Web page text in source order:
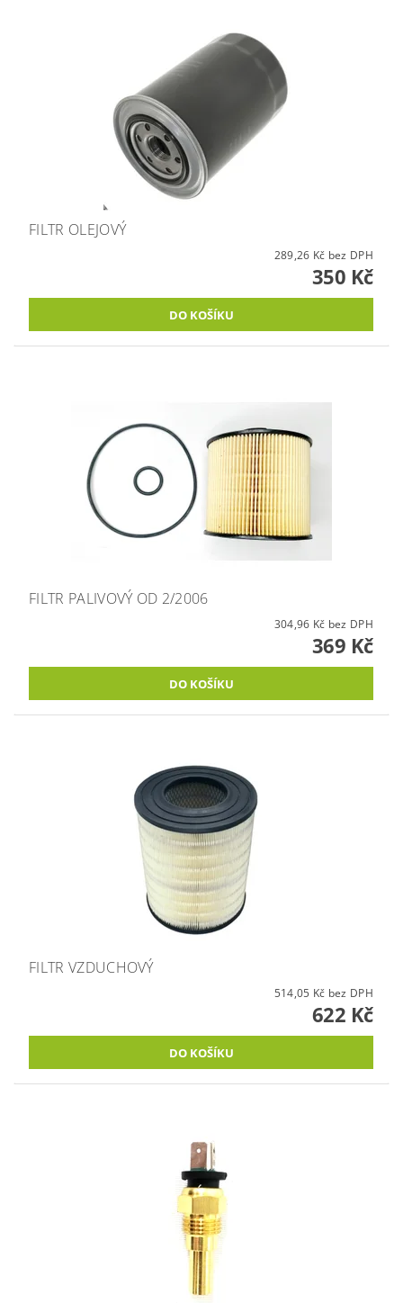
FILTR OLEJOVÝ
289,26 Kč bez DPH
350 Kč
FILTR PALIVOVÝ OD 2/2006
304,96 Kč bez DPH
369 Kč
FILTR VZDUCHOVÝ
514,05 Kč bez DPH
622 Kč